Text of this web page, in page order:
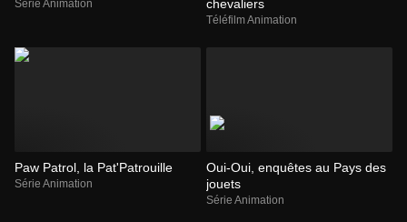
Série Animation chevaliers
Téléfilm Animation
Paw Patrol, la Pat'Patrouille
Série Animation
Oui-Oui, enquêtes au Pays des
jouets
Série Animation